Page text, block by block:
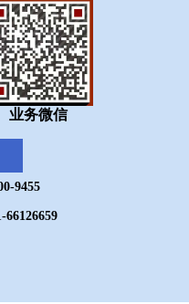
业务微信
9455
66126659